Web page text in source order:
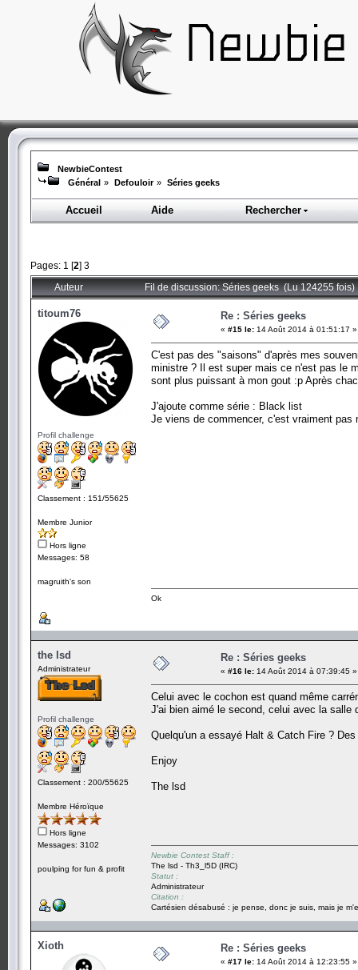
NewbieContest
Général » Defouloir » Séries geeks
Accueil Aide Rechercher
Pages: 1 [2] 3
Auteur Fil de discussion: Séries geeks (Lu 124255 fois)
titoum76
Profil challenge
Classement : 151/55625
Membre Junior
Hors ligne
Messages: 58
magruith's son
Re : Séries geeks
« #15 le: 14 Août 2014 à 01:51:17 »
C'est pas des "saisons" d'après mes
ministre ? Il est super mais ce n'est pas le
sont plus puissant à mon gout :p Après
J'ajoute comme série : Black list
Je viens de commencer, c'est vraiment pas
Ok
the lsd
Administrateur
Profil challenge
Classement : 200/55625
Membre Héroïque
Hors ligne
Messages: 3102
poulping for fun & profit
Re : Séries geeks
« #16 le: 14 Août 2014 à 07:39:45 »
Celui avec le cochon est quand même
J'ai bien aimé le second, celui avec la
Quelqu'un a essayé Halt & Catch Fire ?
Enjoy
The lsd
Newbie Contest Staff :
The lsd - Th3_l5D (IRC)
Statut :
Administrateur
Citation :
Cartésien désabusé : je pense, donc je suis, mais je
Xioth Re : Séries geeks
« #17 le: 14 Août 2014 à 12:23:55 »